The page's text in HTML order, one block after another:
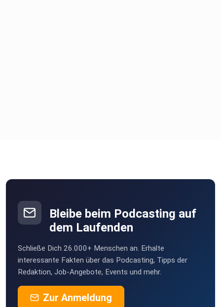
Bleibe beim Podcasting auf
dem Laufenden
Schließe Dich 26.000+ Menschen an. Erhalte
interessante Fakten über das Podcasting, Tipps der
Redaktion, Job-Angebote, Events und mehr.
Zur Anmeldung